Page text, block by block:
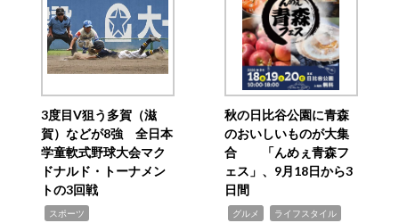
3度目V狙う多賀（滋
賀）などが8強 全日本
学童軟式野球大会マク
ドナルド・トーナメン
トの3回戦
スポーツ
秋の日比谷公園に青森
のおいしいものが大集
合 「んめぇ青森フ
ェス」、9月18日から3
日間
グルメ ライフスタイル